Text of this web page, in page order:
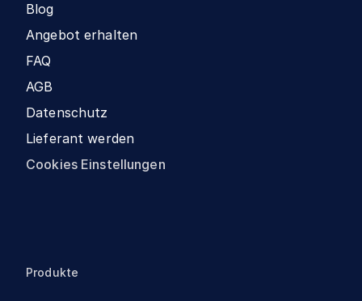
Blog
Angebot erhalten
FAQ
AGB
Datenschutz
Lieferant werden
Cookies Einstellungen
Produkte